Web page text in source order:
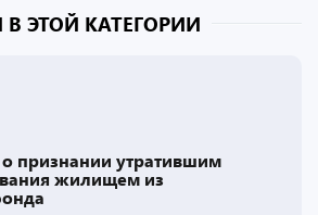
В ЭТОЙ КАТЕГОРИИ
признании утратившим
жилищем из